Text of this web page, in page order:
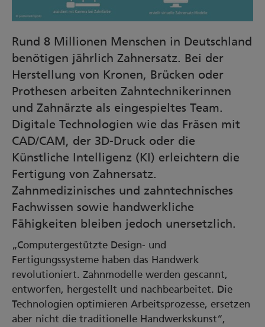
Rund 8 Millionen Menschen in Deutschland
benötigen jährlich Zahnersatz. Bei der
Herstellung von Kronen, Brücken oder
Prothesen arbeiten Zahntechnikerinnen
und Zahnärzte als eingespieltes Team.
Digitale Technologien wie das Fräsen mit
CAD/CAM, der 3D-Druck oder die
Künstliche Intelligenz (KI) erleichtern die
Fertigung von Zahnersatz.
Zahnmedizinisches und zahntechnisches
Fachwissen sowie handwerkliche
Fähigkeiten bleiben jedoch unersetzlich.
„Computergestützte Design- und
Fertigungssysteme haben das Handwerk
revolutioniert. Zahnmodelle werden gescannt,
entworfen, hergestellt und nachbearbeitet. Die
Technologien optimieren Arbeitsprozesse, ersetzen
aber nicht die traditionelle Handwerkskunst“,